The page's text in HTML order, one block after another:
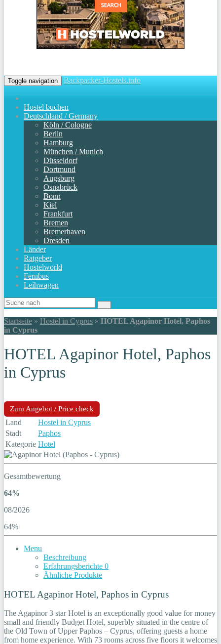
Toggle navigation Backpacker-Hostels.info
Hostel buchen
Deutschland / Germany
Köln / Cologne
Berlin
Hamburg
München / Munich
Düsseldorf
Dortmund
Augsburg
Osnabrück
Bonn
Kiel
Frankfurt
Bremen
Bremerhaven
Dresden
Länder
Ratgeber
Hostelworld
Fernbus
Leihwagen
Startseite » Hostel in Cyprus » HOTEL Agapinor Hotel, Paphos
in Cyprus
HOTEL Agapinor Hotel, Paphos
in Cyprus
Zum Angebot / Price check
Land
Hostel in Cyprus
Stadt
Paphos
Kategorie Hotel
Gesamtbewertung
64%
08/2026
64%
Menu
Beschreibung
Erfahrungsberichte 0
Ähnliche Produkte
HOTEL Agapinor Hotel, Paphos in Cyprus
The Agapinor 3 star Hotel is an exceptionally good value for money
small and friendly Budget Hotel, superbly situated in the centre of
the Old Town of Upper Paphos – Cyprus, offering guests a home
from home experience. With 73 rooms across five floors it welcomes